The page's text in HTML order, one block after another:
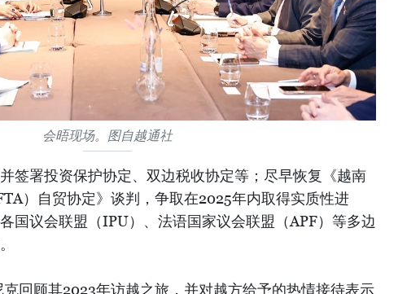
会晤现场。图自越通社
签署投资保护协定、双边税收协定等；尽早恢复《越南
）自贸协定》谈判，争取在2025年内取得实质性进
国议会联盟（IPU）、法语国家议会联盟（APF）等多边
克回顾其2023年访越之旅，并对越方给予的热情接待表示